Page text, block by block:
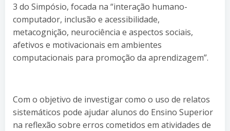
3 do Simpósio, focada na “interação humano-
computador, inclusão e acessibilidade,
metacognição, neurociência e aspectos sociais,
afetivos e motivacionais em ambientes
computacionais para promoção da aprendizagem”.
Com o objetivo de investigar como o uso de relatos
sistemáticos pode ajudar alunos do Ensino Superior
na reflexão sobre erros cometidos em atividades de